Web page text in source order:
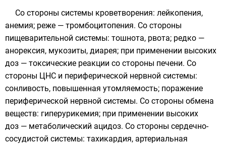
Со стороны системы кроветворения: лейкопения,
анемия; реже — тромбоцитопения. Со стороны
пищеварительной системы: тошнота, рвота; редко —
анорексия, мукозиты, диарея; при применении высоких
доз — токсические реакции со стороны печени. Со
стороны ЦНС и периферической нервной системы:
сонливость, повышенная утомляемость; поражение
периферической нервной системы. Со стороны обмена
веществ: гиперурикемия; при применении высоких
доз — метаболический ацидоз. Со стороны сердечно-
сосудистой системы: тахикардия, артериальная